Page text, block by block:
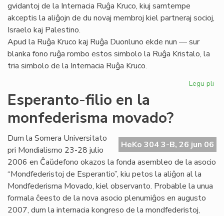
gvidantoj de la Internacia Ruĝa Kruco, kiuj samtempe
akceptis la aliĝojn de du novaj membroj kiel partneraj socioj,
Israelo kaj Palestino.
Apud la Ruĝa Kruco kaj Ruĝa Duonluno ekde nun — sur
blanka fono ruĝa rombo estos simbolo la Ruĝa Kristalo, la
tria simbolo de la Internacia Ruĝa Kruco.
Legu pli
la
Esperanto-filio en la
monfederisma movado?
HeKo 304 3-B, 26 jun 06
Dum la Somera Universitato
pri Mondialismo 23-28 julio
2006 en Ĉaŭdefono okazos la fonda asembleo de la asocio
“Mondfederistoj de Esperantio”, kiu petos la aliĝon al la
Mondfederisma Movado, kiel observanto. Probable la unua
formala ĉeesto de la nova asocio plenumiĝos en augusto
2007, dum la internacia kongreso de la mondfederistoj,